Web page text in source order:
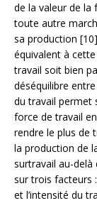
de la valeur de la
toute autre
sa production
équivalent à
travail soit bien
déséquilibre
du travail permet
force de travail
rendre le plus de
la production de
surtravail au-
sur trois facteurs
et l’intensité du